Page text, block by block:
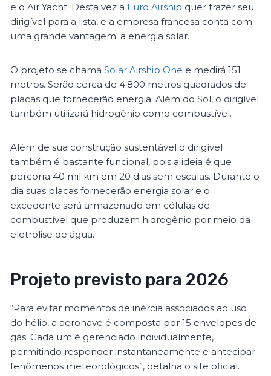
e o Air Yacht. Desta vez a Euro Airship quer trazer seu
dirigível para a lista, e a empresa francesa conta com
uma grande vantagem: a energia solar.
O projeto se chamaSolar Airship One e medirá 151
metros. Serão cerca de 4.800 metros quadrados de
placas que fornecerão energia. Além do Sol, o dirigível
também utilizará hidrogênio como combustível.
Além de sua construção sustentável o dirigível
também é bastante funcional, pois a ideia é que
percorra 40 mil km em 20 dias sem escalas. Durante o
dia suas placas fornecerão energia solar e o
excedente será armazenado em células de
combustível que produzem hidrogênio por meio da
eletrolise de água.
Projeto previsto para 2026
“Para evitar momentos de inércia associados ao uso
do hélio, a aeronave é composta por 15 envelopes de
gás. Cada um é gerenciado individualmente,
permitindo responder instantaneamente e antecipar
fenômenos meteorológicos”, detalha o site oficial.